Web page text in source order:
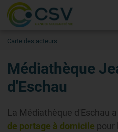
Carte des acteurs
Médiathèque
d'Eschau
La Médiathèque d'Eschau
de portage à domicile pour